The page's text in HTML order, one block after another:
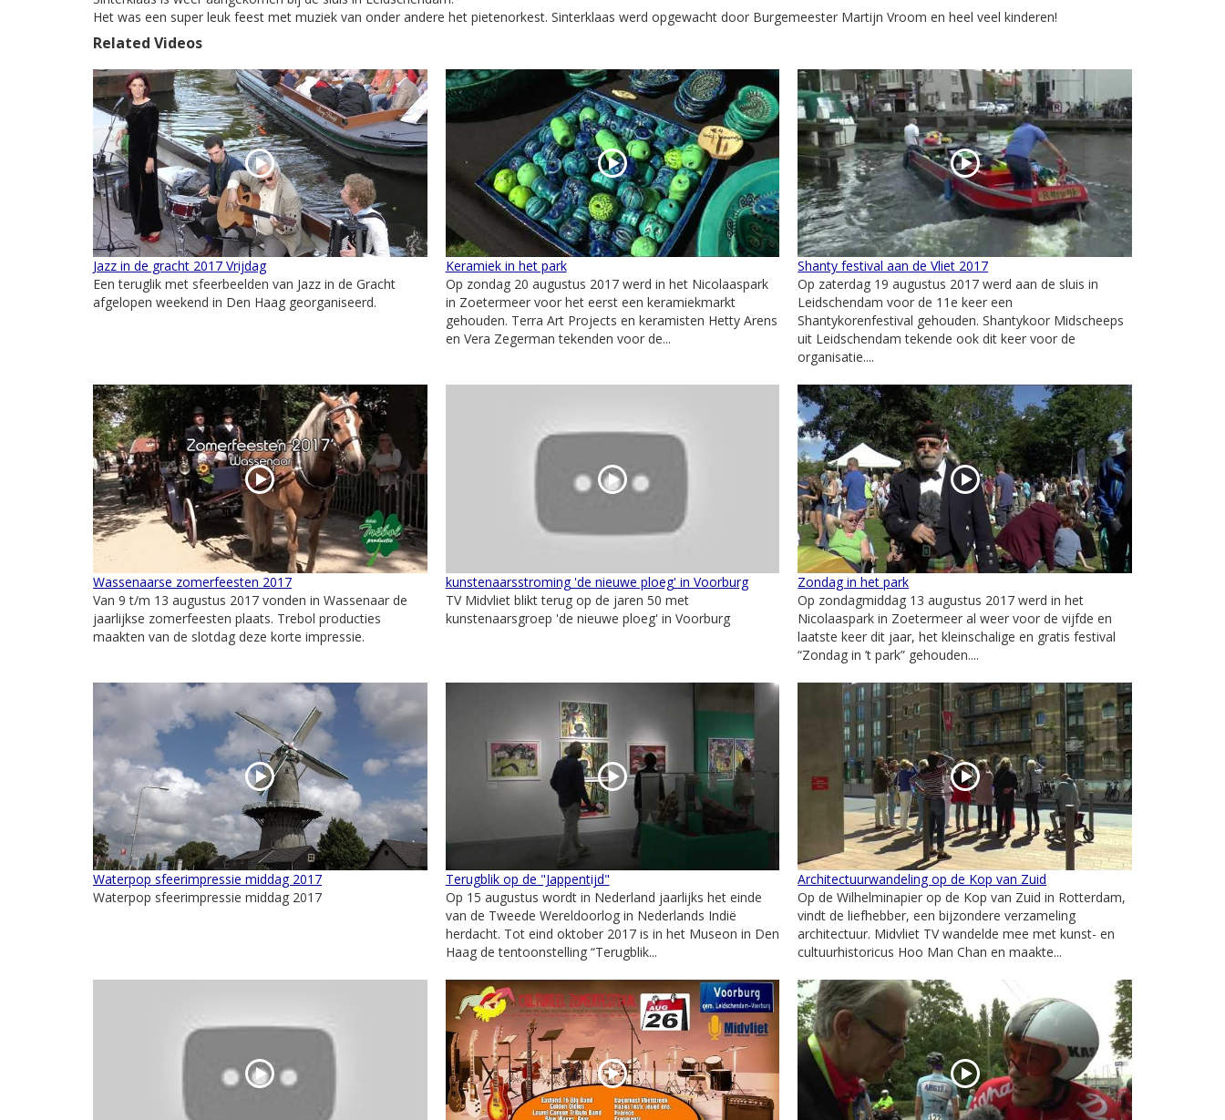
Het was een super leuk feest met muziek van onder andere het pietenorkest. Sinterklaas werd opgewacht door Burgemeester Martijn Vroom en heel veel kinderen!
Related Videos
Jazz in de gracht 2017 Vrijdag
Een teruglik met sfeerbeelden van Jazz in de Gracht
afgelopen weekend in Den Haag georganiseerd.
Keramiek in het park
Op zondag 20 augustus 2017 werd in het Nicolaaspark
in Zoetermeer voor het eerst een keramiekmarkt
gehouden. Terra Art Projects en keramisten Hetty Arens
en Vera Zegerman tekenden voor de...
Shanty festival aan de Vliet 2017
Op zaterdag 19 augustus 2017 werd aan de sluis in
Leidschendam voor de 11e keer een
Shantykorenfestival gehouden. Shantykoor Midscheeps
uit Leidschendam tekende ook dit keer voor de
organisatie....
Wassenaarse zomerfeesten 2017
Van 9 t/m 13 augustus 2017 vonden in Wassenaar de
jaarlijkse zomerfeesten plaats. Trebol producties
maakten van de slotdag deze korte impressie.
kunstenaarsstroming 'de nieuwe ploeg' in Voorburg
TV Midvliet blikt terug op de jaren 50 met
kunstenaarsgroep 'de nieuwe ploeg' in Voorburg
Zondag in het park
Op zondagmiddag 13 augustus 2017 werd in het
Nicolaaspark in Zoetermeer al weer voor de vijfde en
laatste keer dit jaar, het kleinschalige en gratis festival
“Zondag in ’t park” gehouden....
Waterpop sfeerimpressie middag 2017
Waterpop sfeerimpressie middag 2017
Terugblik op de "Jappentijd"
Op 15 augustus wordt in Nederland jaarlijks het einde
van de Tweede Wereldoorlog in Nederlands Indië
herdacht. Tot eind oktober 2017 is in het Museon in Den
Haag de tentoonstelling “Terugblik...
Architectuurwandeling op de Kop van Zuid
Op de Wilhelminapier op de Kop van Zuid in Rotterdam,
vindt de liefhebber, een bijzondere verzameling
architectuur. Midvliet TV wandelde mee met kunst- en
cultuurhistoricus Hoo Man Chan en maakte...